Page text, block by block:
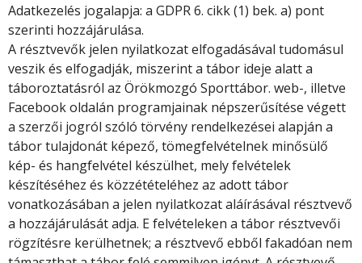
Adatkezelés jogalapja: a GDPR 6. cikk (1) bek. a) pont
szerinti hozzájárulása.
A résztvevők jelen nyilatkozat elfogadásával tudomásul
veszik és elfogadják, miszerint a tábor ideje alatt a
táboroztatásról az Örökmozgó Sporttábor. web-, illetve
Facebook oldalán programjainak népszerűsítése végett
a szerzői jogról szóló törvény rendelkezései alapján a
tábor tulajdonát képező, tömegfelvételnek minősülő
kép- és hangfelvétel készülhet, mely felvételek
készítéséhez és közzétételéhez az adott tábor
vonatkozásában a jelen nyilatkozat aláírásával résztvevő
a hozzájárulását adja. E felvételeken a tábor résztvevői
rögzítésre kerülhetnek; a résztvevő ebből fakadóan nem